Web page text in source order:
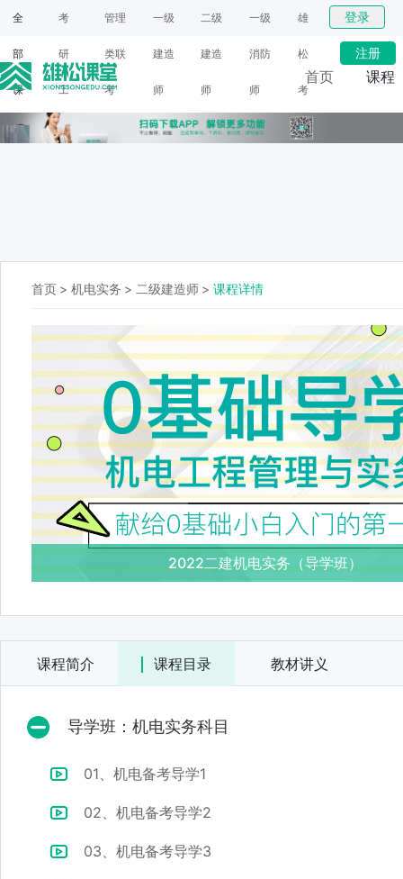
全
部
课
程
考
研
工
具
管理
类联
考
一级
建造
师
二级
建造
师
一级
消防
师
雄
松
考
研
登录
注册
首页 课程
首页 > 机电实务 > 二级建造师 > 课程详情
2022二建机电实务（导学班）
课程简介 课程目录 教材讲义
导学班：机电实务科目
01、机电备考导学1
02、机电备考导学2
03、机电备考导学3